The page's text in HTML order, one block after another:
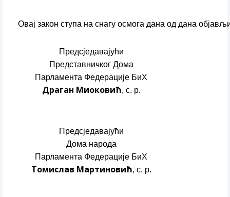
Овај закон ступа на снагу осмога дана од дана
Предсједaвaјући
Предстaвничког Домa
Пaрлaментa Федерaције БиХ
Драган Миоковић, с. р.
Предсједaвaјући
Дома народа
Пaрлaментa Федерaције БиХ
Томислав Мартиновић, с. р.